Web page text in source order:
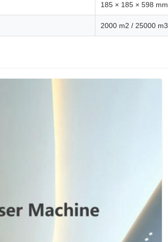
185 × 185 × 598 mm
2000 m2 / 25000 m3